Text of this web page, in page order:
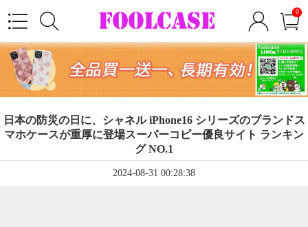
0
日本の防災の日に、シャネル iPhone16 シリーズのブランドス
マホケースが重厚に登場スーパーコピー優良サイト ランキン
グ NO.1
2024-08-31 00:28:38